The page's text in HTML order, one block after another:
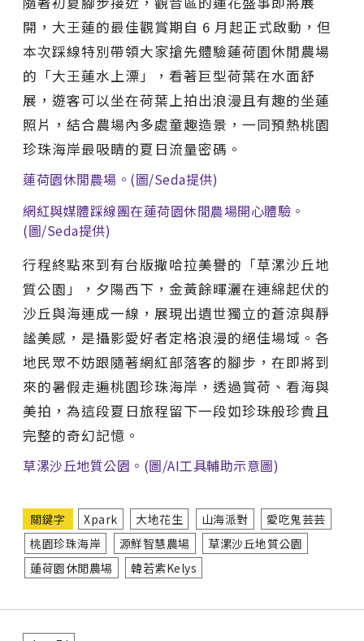
開，大王蓮的最佳觀賞期自 6 月起正式啟動，但
本次踩線特別帶領大家搶先體驗蓮荷園休閒農場
的「大王蓮水上漂」，看著巨型荷葉在水面舒
展，遊客可以坐在荷葉上拍出浪漫且有趣的坐蓮
照片，結合農場內多處童趣造景，一同預熱桃園
珍珠海岸最吸睛的夏日流量密碼。
蓮荷園休閒農場。(圖/Seda提供)
網紅與媒體踩線團在蓮荷園休閒農場開心體驗。
(圖/Seda提供)
行程終點來到有台版撒哈拉美譽的「草漯沙丘地
質公園」，夕陽西下，金黃餘暉灑在連綿起伏的
沙丘與海連成一線，展現出遺世獨立的蒼涼與靜
謐美感，是攝影愛好者定格浪漫的絕佳場域。各
地民眾不妨跟隨著網紅部落客的腳步，在即將到
來的暑假走遍桃園珍珠海岸，透過賞荷、看海與
美拍，為這段夏日旅程留下一段如珍珠般珍貴且
完整的奇幻記憶。
草漯沙丘地質公園。(圖/AI工具輔助示意圖)
關鍵字 Xpark 大地花生 山海派對
愛吃鬼芸芸
桃園珍珠海岸
源鮮智慧農場
草漯沙丘地質公園
蓮荷園休閒農場
韓若紫Kelys